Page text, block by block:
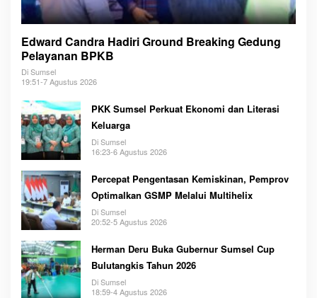
Edward Candra Hadiri Ground Breaking Gedung
Pelayanan BPKB
Di Sumsel
19:51-7 Agustus 2026
PKK Sumsel Perkuat Ekonomi dan Literasi
Keluarga
Di Sumsel
16:23-6 Agustus 2026
Percepat Pengentasan Kemiskinan, Pemprov
Optimalkan GSMP Melalui Multihelix
Di Sumsel
20:52-5 Agustus 2026
Herman Deru Buka Gubernur Sumsel Cup
Bulutangkis Tahun 2026
Di Sumsel
18:59-4 Agustus 2026